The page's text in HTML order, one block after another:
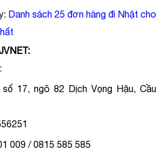
Danh sách 25 đơn hàng đi Nhật cho
17, ngõ 82 Dịch Vọng Hậu, Cầu
009 / 0815 585 585